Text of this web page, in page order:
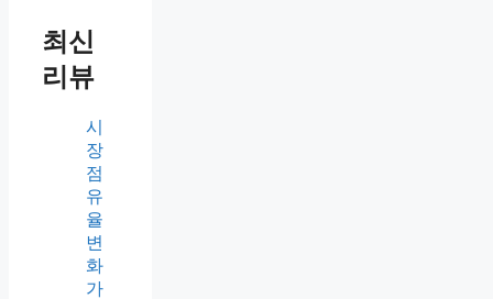
최신
리뷰
시
장
점
유
율
변
화
가